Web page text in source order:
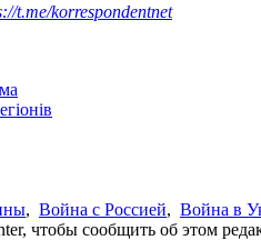
t.me/korrespondentnet
, Война с Россией, Война в
чтобы сообщить об этом